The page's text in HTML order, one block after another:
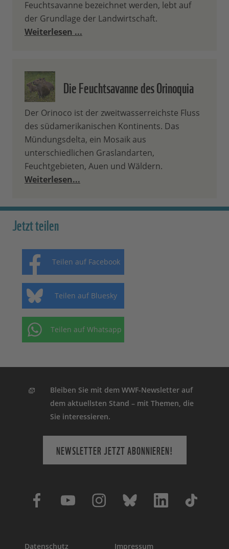
Feuchtsavanne bezeichnet werden, lebt auf
der Grundlage der Landwirtschaft.
Weiterlesen ...
Die Feuchtsavanne des Orinoquia
Der Orinoco ist der zweitwasserreichste Fluss
des südamerikanischen Kontinents. Das
Mündungsdelta, ein Mosaik aus
unterschiedlichen Graslandarten,
Feuchtgebieten, Auen und Wäldern.
Weiterlesen...
Jetzt teilen
Teilen auf Facebook
Teilen auf Bluesky
Teilen auf Whatsapp
Bleiben Sie mit dem WWF-Newsletter auf
dem aktuellsten Stand – mit Themen, die
Sie interessieren.
NEWSLETTER JETZT ABONNIEREN!
Datenschutz Impressum